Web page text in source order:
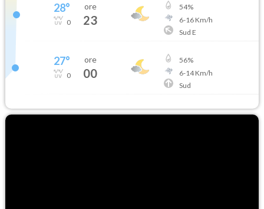
28°
0
ore
23
54%
6-16Km/h
Sud E
27°
0
ore
00
56%
6-14Km/h
Sud